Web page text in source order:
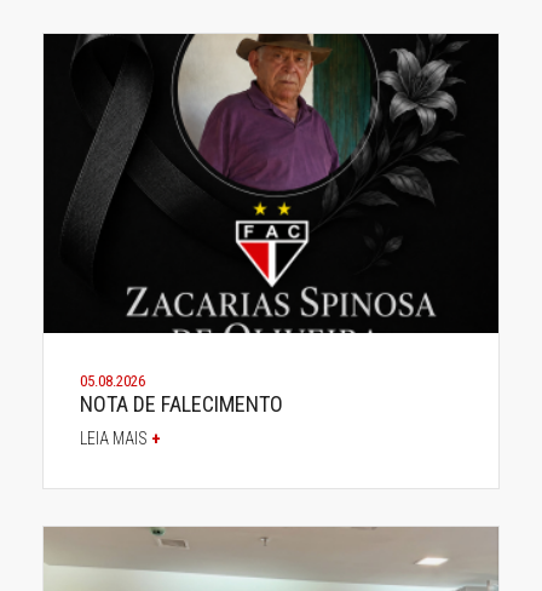
05.08.2026
NOTA DE FALECIMENTO
LEIA MAIS +